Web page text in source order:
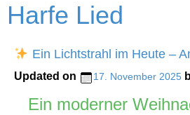
Harfe Lied
Ein Lichtstrahl im Heute –
Updated on 17. November 2025
Ein moderner